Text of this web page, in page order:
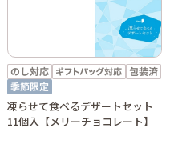
凍らせて食べるデザートセット
11個入【メリーチョコレート】